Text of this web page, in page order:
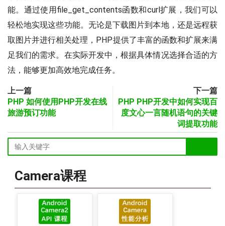
能。通过使用file_get_contents函数和curl扩展，我们可以
轻松地实现这些功能。无论是下载图片到本地，还是远程获
取图片并进行相关处理，PHP提供了丰富的函数和扩展来满
足我们的需求。在实际开发中，根据具体情况选择合适的方
法，能够更加高效地完成任务。
上一篇
PHP 如何使用PHP开发在线
旅游预订功能
下一篇
PHP PHP开发中如何实现百
度文心一言随机语句的关键
词提取功能
Camera课程